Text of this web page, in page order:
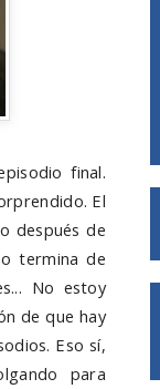
final.
El
después de
termina de
No estoy
de que hay
Eso sí,
para